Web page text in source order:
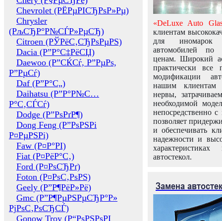
Chevrolet (РЁРµРІСЂРѕР»Рµ)
Chrysler
(РљСЂР°Р№СЃР»РµСЂ)
Citroen (РЎРёС‚СЂРѕРµРЅ)
Dacia (Р”Р°С‡РёСЏ)
Daewoo (Р”СЌСѓ, Р”РµРѕ,
Р”РµСѓ)
Daf (Р”Р°С„)
Daihatsu (Р”Р°Р№С…
Р°С‚СЃСѓ)
Dodge (Р”РѕРґР¶)
Dong Feng (Р”РѕРЅРі
Р¤РµРЅРі)
Faw (Р¤Р°РІ)
Fiat (Р¤РёР°С‚)
Ford (Р¤РѕСЂРґ)
Foton (Р¤РѕС‚РѕРЅ)
Geely (Р”Р¶РёР»Рё)
Gmc (Р”Р¶РµРЅРµСЂР°Р»
РјРѕС‚РѕСЂСЃ)
Gonow Troy (Р“РѕРЅРѕРІ
«DeLuxe Auto
клиентам
для иномарок
автомобилей
ценам. Широкий
практически все
модификации
нашим клиентам
нервы,
необходимой
непосредственно
позволяет
и обеспечивать
надежности и
автостекол.
Замена